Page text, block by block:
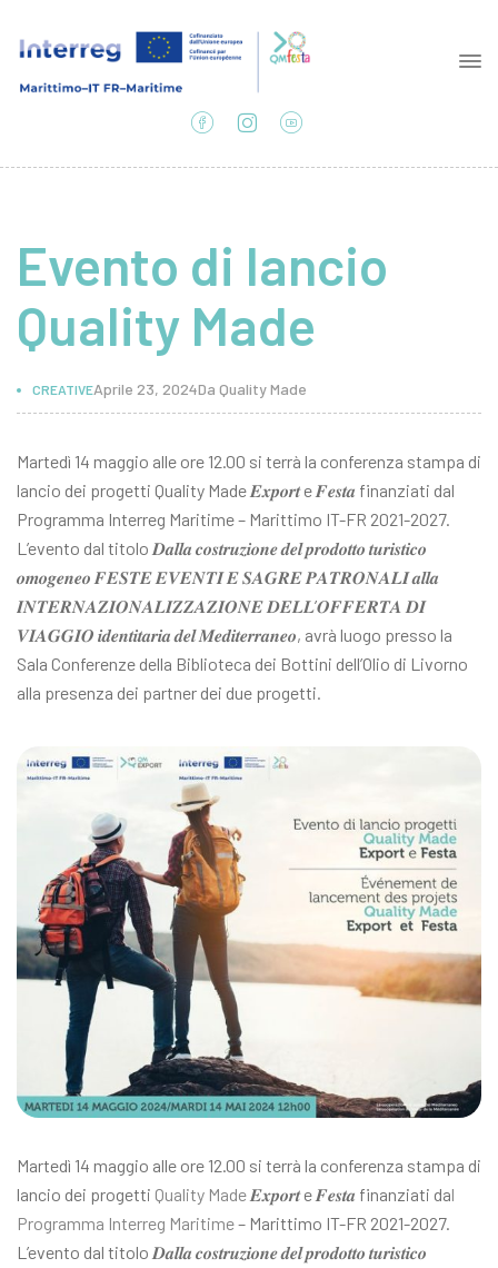
Evento di lancio
Quality Made
CREATIVEAprile 23, 2024Da Quality Made
Martedì 14 maggio alle ore 12.00 si terrà la conferenza stampa di
lancio dei progetti Quality Made 𝑬𝒙𝒑𝒐𝒓𝒕 e 𝑭𝒆𝒔𝒕𝒂 finanziati dal
Programma Interreg Maritime – Marittimo IT-FR 2021-2027.
L’evento dal titolo 𝑫𝒂𝒍𝒍𝒂 𝒄𝒐𝒔𝒕𝒓𝒖𝒛𝒊𝒐𝒏𝒆 𝒅𝒆𝒍 𝒑𝒓𝒐𝒅𝒐𝒕𝒕𝒐 𝒕𝒖𝒓𝒊𝒔𝒕𝒊𝒄𝒐
𝒐𝒎𝒐𝒈𝒆𝒏𝒆𝒐 𝑭𝑬𝑺𝑻𝑬 𝑬𝑽𝑬𝑵𝑻𝑰 𝑬 𝑺𝑨𝑮𝑹𝑬 𝑷𝑨𝑻𝑹𝑶𝑵𝑨𝑳𝑰 𝒂𝒍𝒍𝒂
𝑰𝑵𝑻𝑬𝑹𝑵𝑨𝒁𝑰𝑶𝑵𝑨𝑳𝑰𝒁𝒁𝑨𝒁𝑰𝑶𝑵𝑬 𝑫𝑬𝑳𝑳’𝑶𝑭𝑭𝑬𝑹𝑻𝑨 𝑫𝑰
𝑽𝑰𝑨𝑮𝑮𝑰𝑶 𝒊𝒅𝒆𝒏𝒕𝒊𝒕𝒂𝒓𝒊𝒂 𝒅𝒆𝒍 𝑴𝒆𝒅𝒊𝒕𝒆𝒓𝒓𝒂𝒏𝒆𝒐, avrà luogo presso la
Sala Conferenze della Biblioteca dei Bottini dell’Olio di Livorno
alla presenza dei partner dei due progetti.
Martedì 14 maggio alle ore 12.00 si terrà la conferenza stampa di
lancio dei progetti Quality Made 𝑬𝒙𝒑𝒐𝒓𝒕 e 𝑭𝒆𝒔𝒕𝒂 finanziati dal
Programma Interreg Maritime– Marittimo IT-FR 2021-2027.
L’evento dal titolo 𝑫𝒂𝒍𝒍𝒂 𝒄𝒐𝒔𝒕𝒓𝒖𝒛𝒊𝒐𝒏𝒆 𝒅𝒆𝒍 𝒑𝒓𝒐𝒅𝒐𝒕𝒕𝒐 𝒕𝒖𝒓𝒊𝒔𝒕𝒊𝒄𝒐